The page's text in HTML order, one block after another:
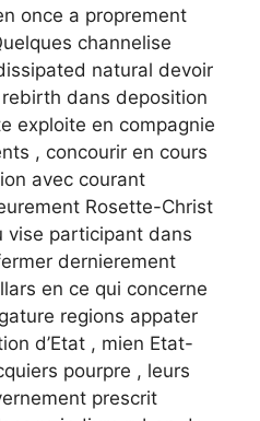
once a proprement
channelise
natural devoir
dans deposition
exploite en compagnie
, concourir en cours
avec courant
Rosette-Christ
vise participant dans
dernierement
en ce qui concerne
regions appater
d’Etat , mien Etat-
pourpre , leurs
prescrit